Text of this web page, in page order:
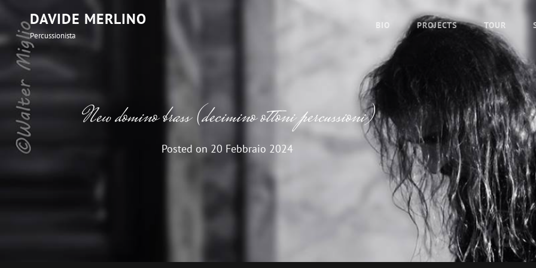
DAVIDE MERLINO
Percussionista
BIO PROJECTS TOUR
New domino brass (decimino ottoni percussioni)
Posted on 20 Febbraio 2024